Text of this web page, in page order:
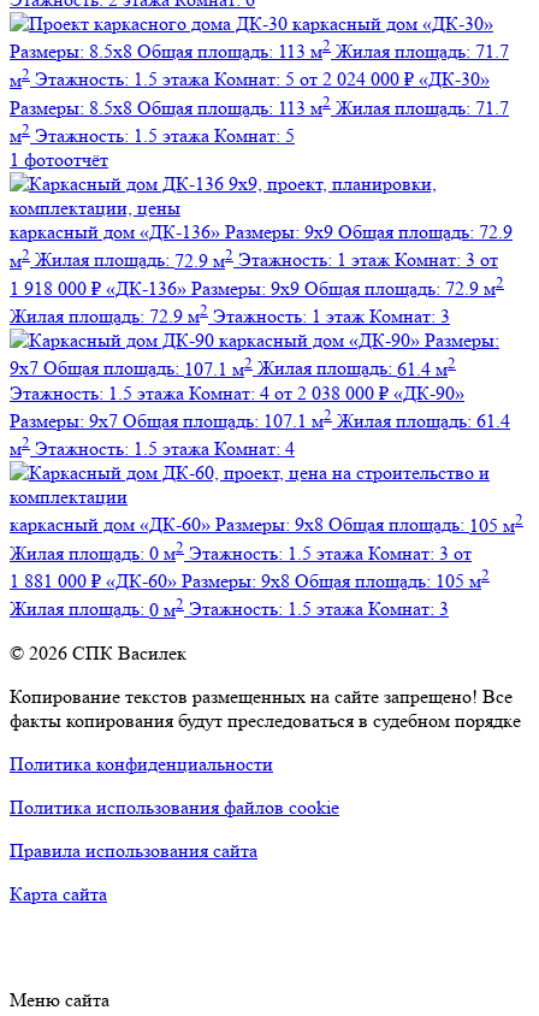
каркасный дом «ДК-30»
Размеры: 8.5х8 Общая площадь: 113 м2 Жилая площадь: 71.7
м2 Этажность: 1.5 этажа Комнат: 5 от 2 024 000 ₽ «ДК-30»
Размеры: 8.5х8 Общая площадь: 113 м2 Жилая площадь: 71.7
м2 Этажность: 1.5 этажа Комнат: 5
1 фотоотчёт
каркасный дом «ДК-136» Размеры: 9х9 Общая площадь: 72.9
м2 Жилая площадь: 72.9 м2 Этажность: 1 этаж Комнат: 3 от
1 918 000 ₽ «ДК-136» Размеры: 9х9 Общая площадь: 72.9 м2
Жилая площадь: 72.9 м2 Этажность: 1 этаж Комнат: 3
каркасный дом «ДК-90» Размеры:
9х7 Общая площадь: 107.1 м2 Жилая площадь: 61.4 м2
Этажность: 1.5 этажа Комнат: 4 от 2 038 000 ₽ «ДК-90»
Размеры: 9х7 Общая площадь: 107.1 м2 Жилая площадь: 61.4
м2 Этажность: 1.5 этажа Комнат: 4
каркасный дом «ДК-60» Размеры: 9х8 Общая площадь: 105 м2
Жилая площадь: 0 м2 Этажность: 1.5 этажа Комнат: 3 от
1 881 000 ₽ «ДК-60» Размеры: 9х8 Общая площадь: 105 м2
Жилая площадь: 0 м2 Этажность: 1.5 этажа Комнат: 3
© 2026 СПК Василек
Копирование текстов размещенных на сайте запрещено! Все
факты копирования будут преследоваться в судебном порядке
Политика конфиденциальности
Политика использования файлов cookie
Правила использования сайта
Карта сайта
Меню сайта